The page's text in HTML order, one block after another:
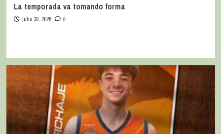
La temporada va tomando forma
julio 30, 2026 0